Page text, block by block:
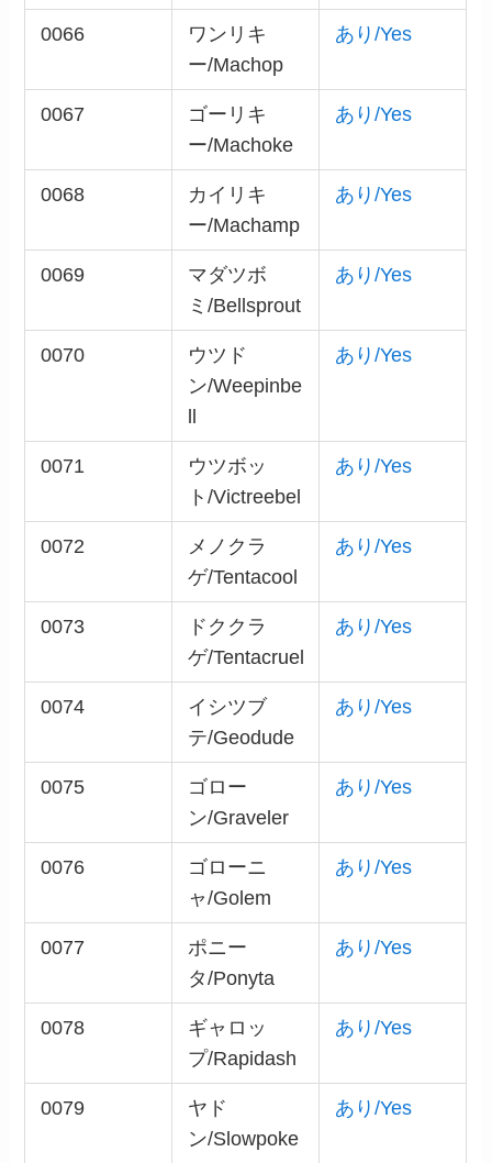
0066
ワンリキ
ー/Machop
あり/Yes
0067
ゴーリキ
ー/Machoke
あり/Yes
0068
カイリキ
ー/Machamp
あり/Yes
0069
マダツボ
ミ/Bellsprout
あり/Yes
0070
ウツド
ン/Weepinbe
あり/Yes
0071
ウツボッ
ト/Victreebel
あり/Yes
0072
メノクラ
ゲ/Tentacool
あり/Yes
0073
ドククラ
ゲ/Tentacruel
あり/Yes
0074
イシツブ
テ/Geodude
あり/Yes
0075
ゴロー
ン/Graveler
あり/Yes
0076
ゴローニ
ャ/Golem
あり/Yes
0077
ポニー
タ/Ponyta
あり/Yes
0078
ギャロッ
プ/Rapidash
あり/Yes
0079
ヤド
ン/Slowpoke
あり/Yes